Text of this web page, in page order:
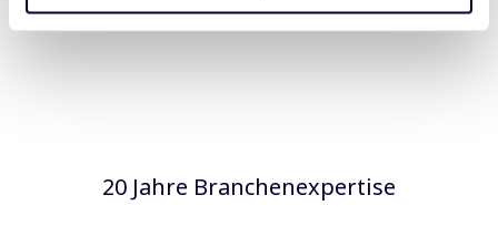
20 Jahre Branchenexpertise